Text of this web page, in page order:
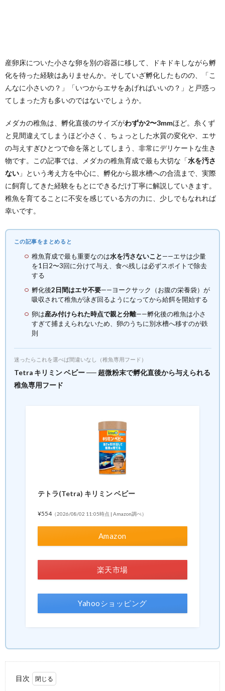
産卵床についた小さな卵を別の容器に移して、ドキドキしながら孵
化を待った経験はありませんか。そしていざ孵化したものの、「こ
んなに小さいの？」「いつからエサをあげればいいの？」と戸惑っ
てしまった方も多いのではないでしょうか。
メダカの稚魚は、孵化直後のサイズがわずか2〜3mmほど。糸くず
と見間違えてしまうほど小さく、ちょっとした水質の変化や、エサ
の与えすぎひとつで命を落としてしまう、非常にデリケートな生き
物です。この記事では、メダカの稚魚育成で最も大切な「水を汚さ
ない 」という考え方を中心に、孵化から親水槽への合流まで、実際
に飼育してきた経験をもとにできるだけ丁寧に解説していきます。
稚魚を育てることに不安を感じている方の力に、少しでもなれれば
幸いです。
この記事をまとめると
稚魚育成で最も重要なのは水を汚さないこと——エサは少量
を1日2〜3回に分けて与え、食べ残しは必ずスポイトで除去
する
孵化後2日間はエサ不要——ヨークサック（お腹の栄養袋）が
吸収されて稚魚が泳ぎ回るようになってから給餌を開始する
卵は産み付けられた時点で親と分離——孵化後の稚魚は小さ
すぎて捕まえられないため、卵のうちに別水槽へ移すのが鉄
則
迷ったらこれを選べば間違いなし（稚魚専用フード）
Tetra キリミン ベビー ── 超微粉末で孵化直後から与えられる
稚魚専用フード
テトラ(Tetra) キリミン ベビー
¥554（2026/08/02 11:05時点 | Amazon調べ）
Amazon
楽天市場
Yahooショッピング
目次